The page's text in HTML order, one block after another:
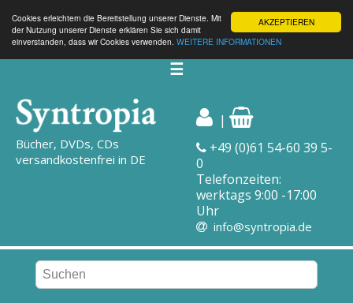
AKZEPTIEREN
Cookies erleichtern die Bereitstellung unserer Dienste. Mit
der Nutzung unserer Dienste erklären Sie sich damit
einverstanden, dass wir Cookies verwenden. WEITERE INFORMATIONEN
☰
Bücher, DVDs, CDs
versandkostenfrei in DE
|
+49 (0)61 54-60 39 5-
0
Telefonzeiten:
werktags 9:00 -17:00
Uhr
info@syntropia.de